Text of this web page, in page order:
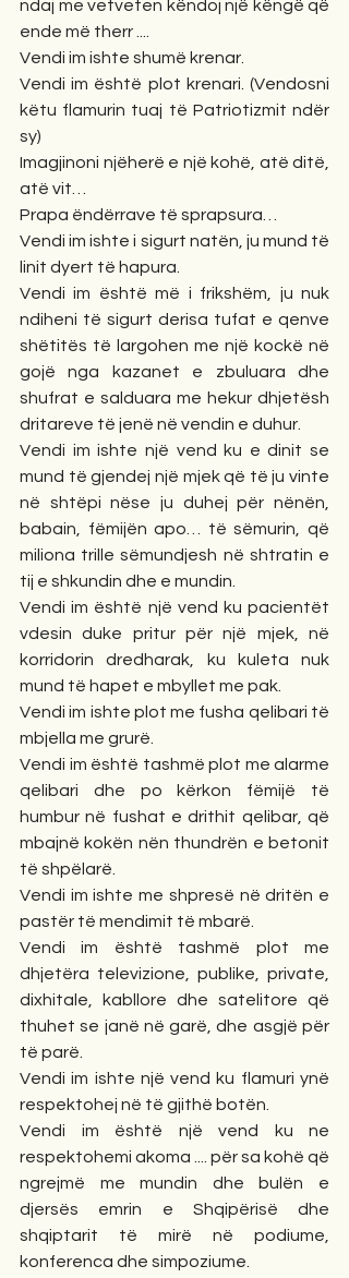
ndaj me vetveten këndoj një këngë që
ende më therr ....
Vendi im ishte shumë krenar.
Vendi im është plot krenari. (Vendosni
këtu flamurin tuaj të Patriotizmit ndër
sy)
Imagjinoni njëherë e një kohë, atë ditë,
atë vit…
Prapa ëndërrave të sprapsura…
Vendi im ishte i sigurt natën, ju mund të
linit dyert të hapura.
Vendi im është më i frikshëm, ju nuk
ndiheni të sigurt derisa tufat e qenve
shëtitës të largohen me një kockë në
gojë nga kazanet e zbuluara dhe
shufrat e salduara me hekur dhjetësh
dritareve të jenë në vendin e duhur.
Vendi im ishte një vend ku e dinit se
mund të gjendej një mjek që të ju vinte
në shtëpi nëse ju duhej për nënën,
babain, fëmijën apo… të sëmurin, që
miliona trille sëmundjesh në shtratin e
tij e shkundin dhe e mundin.
Vendi im është një vend ku pacientët
vdesin duke pritur për një mjek, në
korridorin dredharak, ku kuleta nuk
mund të hapet e mbyllet me pak.
Vendi im ishte plot me fusha qelibari të
mbjella me grurë.
Vendi im është tashmë plot me alarme
qelibari dhe po kërkon fëmijë të
humbur në fushat e drithit qelibar, që
mbajnë kokën nën thundrën e betonit
të shpëlarë.
Vendi im ishte me shpresë në dritën e
pastër të mendimit të mbarë.
Vendi im është tashmë plot me
dhjetëra televizione, publike, private,
dixhitale, kabllore dhe satelitore që
thuhet se janë në garë, dhe asgjë për
të parë.
Vendi im ishte një vend ku flamuri ynë
respektohej në të gjithë botën.
Vendi im është një vend ku ne
respektohemi akoma .... për sa kohë që
ngrejmë me mundin dhe bulën e
djersës emrin e Shqipërisë dhe
shqiptarit të mirë në podiume,
konferenca dhe simpoziume.